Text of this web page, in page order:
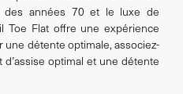
des années 70 et le luxe de
Toe Flat offre une expérience
détente optimale, associez-
optimal et une détente